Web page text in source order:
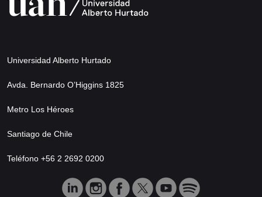
Universidad Alberto Hurtado
Avda. Bernardo O’Higgins 1825
Metro Los Héroes
Santiago de Chile
Teléfono +56 2 2692 0200